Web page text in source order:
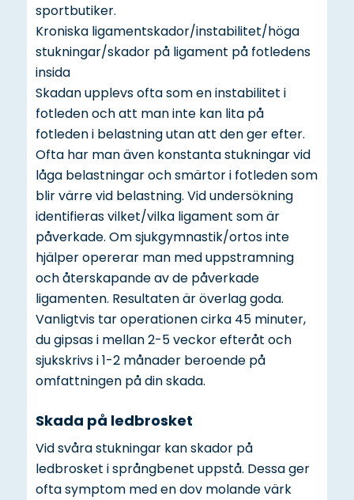
sportbutiker.
Kroniska ligamentskador/instabilitet/höga
stukningar/skador på ligament på fotledens
insida
Skadan upplevs ofta som en instabilitet i
fotleden och att man inte kan lita på
fotleden i belastning utan att den ger efter.
Ofta har man även konstanta stukningar vid
låga belastningar och smärtor i fotleden som
blir värre vid belastning. Vid undersökning
identifieras vilket/vilka ligament som är
påverkade. Om sjukgymnastik/ortos inte
hjälper opererar man med uppstramning
och återskapande av de påverkade
ligamenten. Resultaten är överlag goda.
Vanligtvis tar operationen cirka 45 minuter,
du gipsas i mellan 2-5 veckor efteråt och
sjukskrivs i 1-2 månader beroende på
omfattningen på din skada.
Skada på ledbrosket
Vid svåra stukningar kan skador på
ledbrosket i språngbenet uppstå. Dessa ger
ofta symptom med en dov molande värk